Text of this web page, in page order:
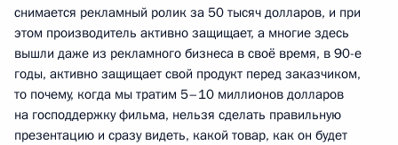
снимается рекламный ролик за 50 тысяч долларов, и при
этом производитель активно защищает, а многие здесь
вышли даже из рекламного бизнеса в своё время, в 90-е
годы, активно защищает свой продукт перед заказчиком,
то почему, когда мы тратим 5–10 миллионов долларов
на господдержку фильма, нельзя сделать правильную
презентацию и сразу видеть, какой товар, как он будет